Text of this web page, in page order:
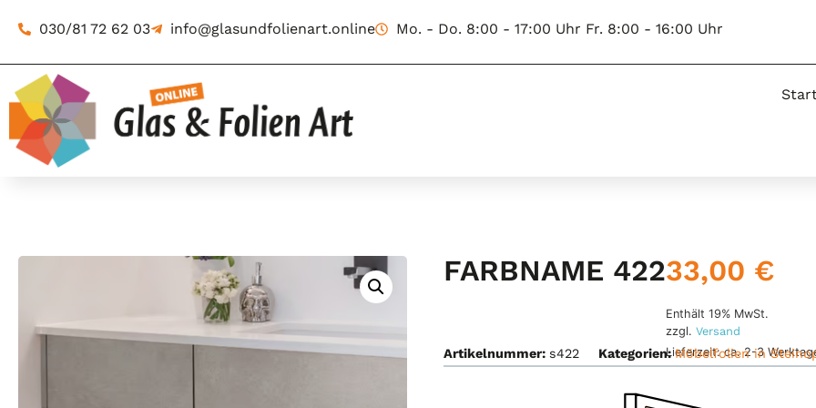
030/81 72 62 03 info@glasundfolienart.online Mo. - Do. 8:00 - 17:00 Uhr Fr. 8:00 - 16:00 Uhr
FARBNAME 42233,00 €
Enthält 19% MwSt.
zzgl. Versand
Lieferzeit: ca. 2-3
Artikelnummer: s422 Kategorien:Möbelfolien in